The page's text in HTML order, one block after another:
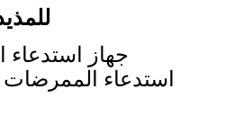
جهاز
استدعاء